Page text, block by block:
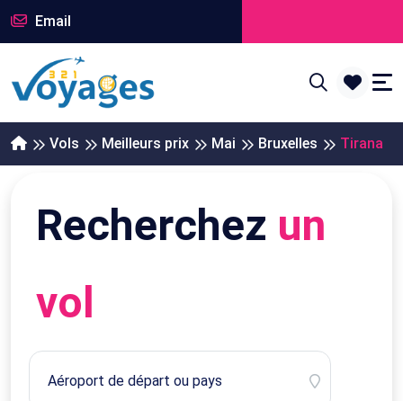
Email
Vols Meilleurs prix Mai Bruxelles Tirana
Recherchez un
vol